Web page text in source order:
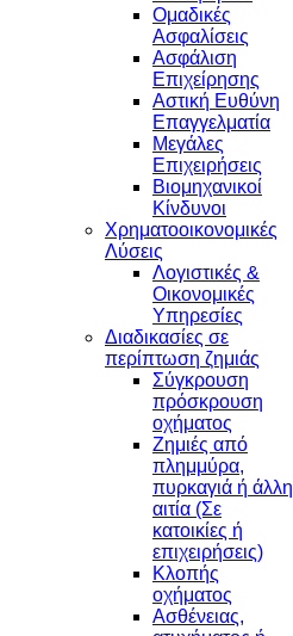
Ομαδικές
Ασφαλίσεις
Ασφάλιση
Επιχείρησης
Αστική Ευθύνη
Επαγγελματία
Μεγάλες
Επιχειρήσεις
Βιομηχανικοί
Κίνδυνοι
Χρηματοοικονομικές
Λύσεις
Λογιστικές &
Οικονομικές
Υπηρεσίες
Διαδικασίες σε
περίπτωση ζημιάς
Σύγκρουση
πρόσκρουση
οχήματος
Ζημιές από
πλημμύρα,
πυρκαγιά ή άλλη
αιτία (Σε
κατοικίες ή
επιχειρήσεις)
Κλοπής
οχήματος
Ασθένειας,